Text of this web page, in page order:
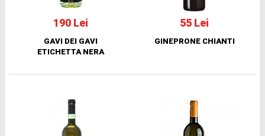
190 Lei
GAVI DEI GAVI
ETICHETTA NERA
55 Lei
GINEPRONE CHIANTI